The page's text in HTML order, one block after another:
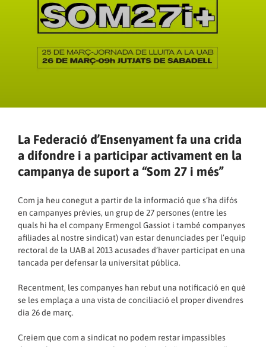
La Federació d’Ensenyament fa una crida
a difondre i a participar activament en la
campanya de suport a “Som 27 i més”
Com ja heu conegut a partir de la informació que s’ha difós
en campanyes prèvies, un grup de 27 persones (entre les
quals hi ha el company Ermengol Gassiot i també companyes
afiliades al nostre sindicat) van estar denunciades per l’equip
rectoral de la UAB al 2013 acusades d’haver participat en una
tancada per defensar la universitat pública.
Recentment, les companyes han rebut una notificació en què
se les emplaça a una vista de conciliació el proper divendres
dia 26 de març.
Creiem que com a sindicat no podem restar impassibles